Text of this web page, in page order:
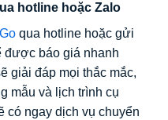
hotline hoặc Zalo
qua hotline hoặc gửi
được báo giá nhanh
giải đáp mọi thắc mắc,
mẫu và lịch trình cụ
có ngay dịch vụ chuyển